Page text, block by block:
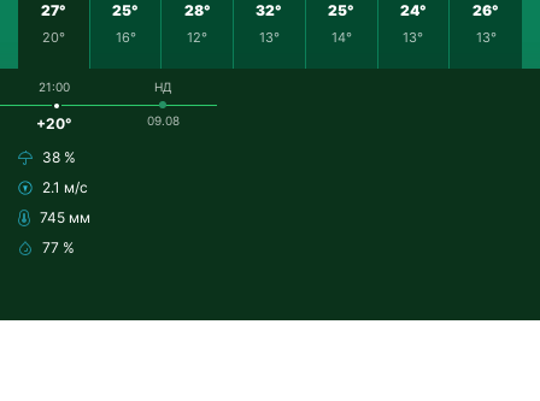
27°
20°
25°
16°
28°
12°
32°
13°
25°
14°
24°
13°
26°
13°
21:00
+20°
38 %
2.1 м/с
745 мм
77 %
НД
09.08